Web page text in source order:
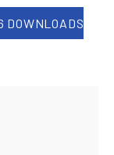
DOWNLOADS